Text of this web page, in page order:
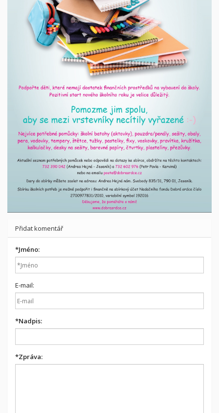
Přidat komentář
*Jméno:
E-mail:
*Nadpis:
*Zpráva: